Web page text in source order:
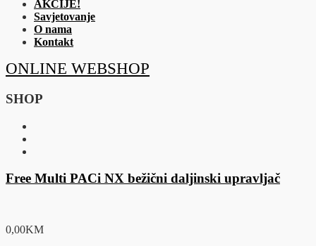
AKCIJE!
Savjetovanje
O nama
Kontakt
ONLINE WEBSHOP
SHOP
Free Multi PACi NX bežični daljinski upravljač
0,00KM